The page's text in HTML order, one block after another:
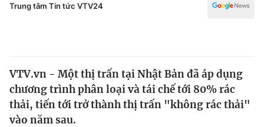
Xã hội
Y tế
Thế giới
Văn hóa - Giải trí
Giáo dục
Trung tâm Tin tức VTV24
VTV.vn - Một thị trấn tại Nhật Bản đã áp dụng
chương trình phân loại và tái chế tới 80% rác
thải, tiến tới trở thành thị trấn "không rác thải"
vào năm sau.